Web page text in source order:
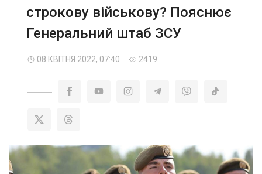
строкову військову? Пояснює
Генеральний штаб ЗСУ
08 КВІТНЯ 2022, 07:40 2419